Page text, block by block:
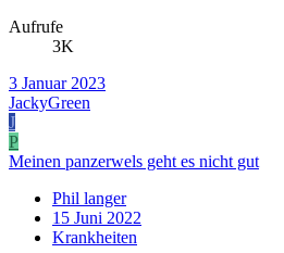
Aufrufe
3K
3 Januar 2023
JackyGreen
J
P
Meinen panzerwels geht es nicht gut
Phil langer
15 Juni 2022
Krankheiten